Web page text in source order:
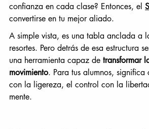
confianza en cada clase? Entonces, el
convertirse en tu mejor aliado.
A simple vista, es una tabla anclada a
resortes. Pero detrás de esa estructura
una herramienta capaz de transformar
movimiento. Para tus alumnos,
con la ligereza, el control con la
mente.